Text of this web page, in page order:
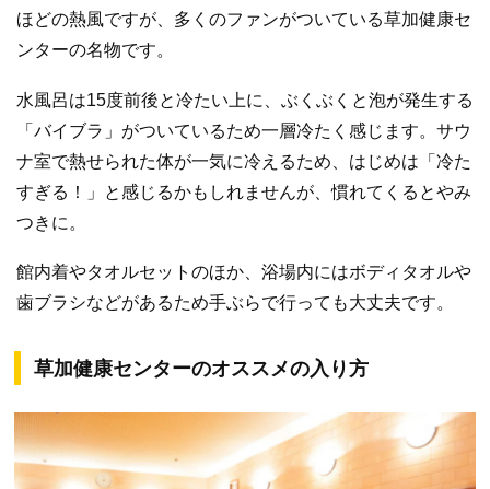
ほどの熱風ですが、多くのファンがついている草加健康セ
ンターの名物です。
水風呂は15度前後と冷たい上に、ぶくぶくと泡が発生する
「バイブラ」がついているため一層冷たく感じます。サウ
ナ室で熱せられた体が一気に冷えるため、はじめは「冷た
すぎる！」と感じるかもしれませんが、慣れてくるとやみ
つきに。
館内着やタオルセットのほか、浴場内にはボディタオルや
歯ブラシなどがあるため手ぶらで行っても大丈夫です。
草加健康センターのオススメの入り方